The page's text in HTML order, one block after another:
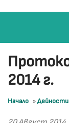
2014 г.
Начало »Дейности